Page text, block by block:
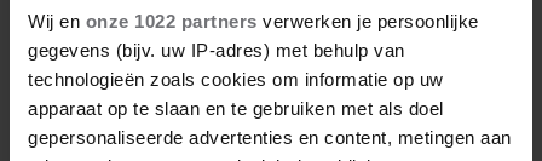
Wij en onze 1022 partners verwerken je persoonlijke
gegevens (bijv. uw IP-adres) met behulp van
technologieën zoals cookies om informatie op uw
apparaat op te slaan en te gebruiken met als doel
gepersonaliseerde advertenties en content, metingen aan